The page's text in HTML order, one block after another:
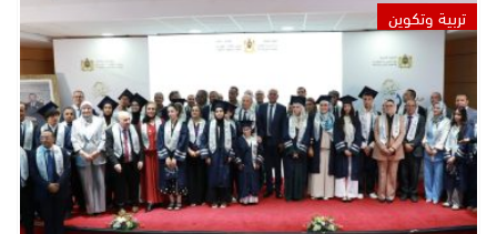
تربية وتكوين